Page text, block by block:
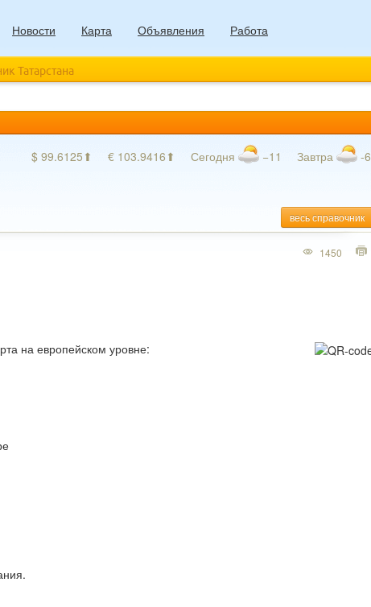
Новости Карта Объявления Работа
Татарстана
$ 99.6125⬆ € 103.9416⬆ Сегодня −11 Завтра -6
весь справочник
на европейском уровне:
1450